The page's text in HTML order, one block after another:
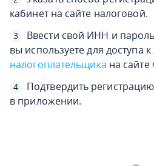
кабинет на сайте налоговой.
Ввести свой ИНН и
вы используете для доступа к
налогоплательщика на
Подтвердить
в приложении.